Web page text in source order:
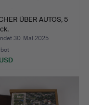
ÜBER AUTOS, 5
30. Mai 2025